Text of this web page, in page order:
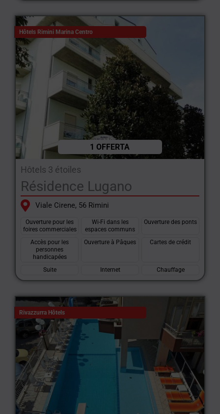
1 OFFERTA
Hôtels Rimini Marina Centro
Hôtels 3 étoiles
Résidence Lugano
Viale Cirene, 56 Rimini
Ouverture pour les
foires commerciales
Wi-Fi dans les
espaces communs
Ouverture des ponts
Accès pour les
personnes
handicapées
Ouverture à Pâques Cartes de crédit
Suite Internet Chauffage
Rivazzurra Hôtels